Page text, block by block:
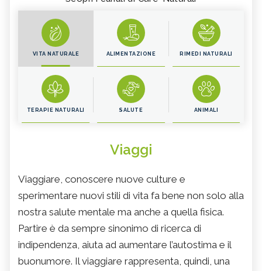
VITA NATURALE ALIMENTAZIONE RIMEDI NATURALI
TERAPIE NATURALI SALUTE ANIMALI
Viaggi
Viaggiare, conoscere nuove culture e
sperimentare nuovi stili di vita fa bene non solo alla
nostra salute mentale ma anche a quella fisica.
Partire è da sempre sinonimo di ricerca di
indipendenza, aiuta ad aumentare l’autostima e il
buonumore. Il viaggiare rappresenta, quindi, una